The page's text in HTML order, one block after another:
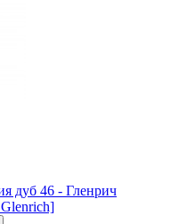
дуб 46 - Гленрич